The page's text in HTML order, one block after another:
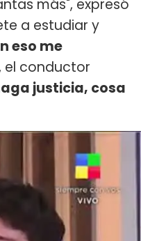
más", expresó
a estudiar y
eso me
el conductor
justicia, cosa